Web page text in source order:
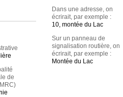
de
Dans une adresse, on
écrirait, par exemple :
10, montée du Lac
Sur un panneau de
signalisation routière, on
écrirait, par exemple :
Montée du Lac